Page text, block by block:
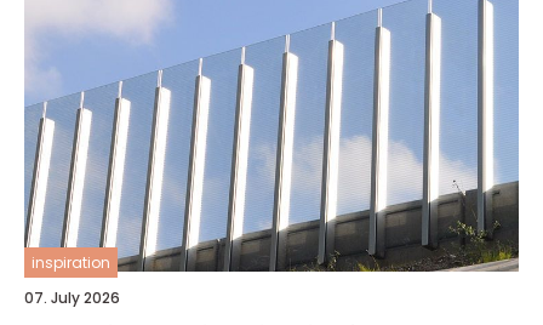
inspiration
07. July 2026